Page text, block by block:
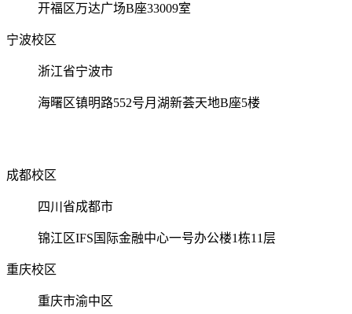
开福区万达广场B座33009室
宁波校区
浙江省宁波市
海曙区镇明路552号月湖新荟天地B座5楼
成都校区
四川省成都市
锦江区IFS国际金融中心一号办公楼1栋11层
重庆校区
重庆市渝中区